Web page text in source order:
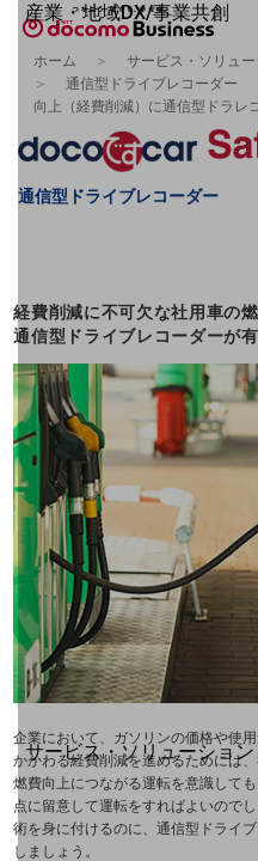
産業・地域DX/事業共創
OPEN HUB for Plural Futures
自律・分散・協調型社会の実現を目指
「社会可能性」を探究・実装する事
OPEN HUB for Plural Futuresと
イベント/ウェビナー
記事コンテンツ
プレイヤー(カタリスト/パート
企業と地域が持続成長する社会を目
Smart City
Smart Healthcare
Smart Industry
Smart Mobility
Smart Worksite
生成AI(Generative AI)
地域の取り組み
地域社会を支える皆さまと地域課題
地域経済のさらなる活性化に取り組み
自治体・地域社会との共創
LGPF(Local Government
別ウィンドウで開きます
サービス・ソリューショ
サービス・ソリューション
DXに関する課題を解決する
サービス・ソリューションをご紹介
フリーワードを入力して探
ホーム サービス・ソリュー
通信型ドライブレコーダー
向上（経費削減）に通信型ドラレ
通信型ドライブレコーダー
経費削減に不可欠な社用車の
通信型ドライブレコーダーが
企業において、ガソリンの価格や使
かかわる経費削減を進めるためには
燃費向上につながる運転を意識して
点に留意して運転をすればよいので
術を身に付けるのに、通信型ドライ
しましょう。